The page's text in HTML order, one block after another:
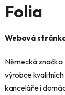
Folia
Webová
Německá značka
výrobce
kanceláře i